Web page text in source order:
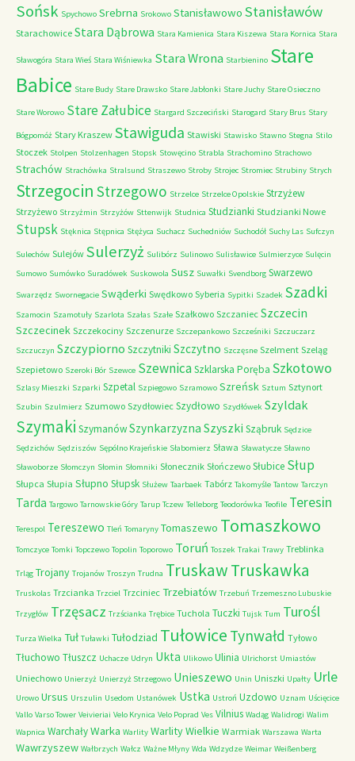
Sońsk Spychowo Srebrna Srokowo Stanisławowo Stanisławów
Starachowice Stara Dąbrowa Stara Kamienica Stara Kiszewa Stara Kornica Stara
Sławogóra Stara Wieś Stara Wiśniewka Stara Wrona Starbienino Stare
Babice Stare Budy Stare Drawsko Stare Jabłonki Stare Juchy Stare Osieczno
Stare Worowo Stare Załubice Stargard Szczeciński Starogard Stary Brus Stary
Bógpomóż Stary Kraszew Stawiguda Stawiski Stawisko Stawno Stegna Stilo
Stoczek Stolpen Stolzenhagen Stopsk Stowęcino Strabla Strachomino Strachowo
Strachów Strachówka Stralsund Straszewo Stroby Strojec Stromiec Strubiny Strych
Strzegocin Strzegowo Strzelce Strzelce Opolskie Strzyżew
Strzyżewo Strzyżmin Strzyżów Sttenwijk Studnica Studzianki Studzianki Nowe
Stupsk Stęknica Stępnica Stężyca Suchacz Suchedniów Suchodół Suchy Las Sufczyn
Sulechów Sulejów Sulerzyż Sulibórz Sulinowo Sulisławice Sulmierzyce Sulęcin
Sumowo Sumówko Suradówek Suskowola Susz Suwałki Svendborg Swarzewo
Swarzędz Swornegacie Swąderki Swędkowo Syberia Sypitki Szadek Szadki
Szamocin Szamotuły Szarlota Szałas Szałe Szałkowo Szczaniec Szczecin
Szczecinek Szczekociny Szczenurze Szczepankowo Szcześniki Szczuczarz
Szczuczyn Szczypiorno Szczytniki Szczytno Szczęsne Szelment Szeląg
Szepietowo Szeroki Bór Szewce SzewnicaSzklarska Poręba Szkotowo
Szlasy Mieszki Szparki Szpetal Szpiegowo Szramowo Szreńsk Sztum Sztynort
Szubin Szulmierz Szumowo Szydłowiec Szydłowo Szydłówek Szyldak
Szymaki SzymanówSzynkarzyzna Szyszki Sząbruk Sędzice
Sędzichów Sędziszów Sępólno Krajeńskie Słabomierz Sława Sławatycze Sławno
Sławoborze Słomczyn Słomin Słomniki Słonecznik Słończewo Słubice Słup
Słupca Słupia Słupno Słupsk Służew Taarbaek Tabórz Takomyśle Tantow Tarczyn
Tarda Targowo Tarnowskie Góry Tarup Tczew Telleborg Teodorówka Teofile Teresin
Terespol Tereszewo Tleń Tomaryny Tomaszewo Tomaszkowo
Tomczyce Tomki Topczewo Topolin Toporowo Toruń Toszek Trakai Trawy Treblinka
Trląg Trojany Trojanów Troszyn Trudna TruskawTruskawka
Truskolas Trzcianka Trzciel Trzciniec Trzebiatów Trzebuń Trzemeszno Lubuskie
Trzygłów Trzęsacz Trzścianka Trębice Tuchola Tuczki Tujsk Tum Turośl
Turza Wielka Tuł Tuławki Tułodziad Tułowice Tynwałd Tyłowo
Tłuchowo Tłuszcz Uchacze Udryn Ukta Ulikowo Ulinia Ulrichorst Umiastów
Uniechowo Unierzyż Unierzyż Strzegowo Unieszewo Unin Uniszki Upałty Urle
Urowo Ursus Urszulin Usedom Ustanówek Ustka Ustroń Uzdowo Uznam Uścięcice
Vallo Varso Tower Veivieriai Velo Krynica Velo Poprad Ves Vilnius Wadąg Walidrogi Walim
Wapnica WarchałyWarka Warlity Warlity Wielkie Warmiak Warszawa Warta
Wawrzyszew Wałbrzych Wałcz Ważne Młyny Wda Wdzydze Weimar Weißenberg